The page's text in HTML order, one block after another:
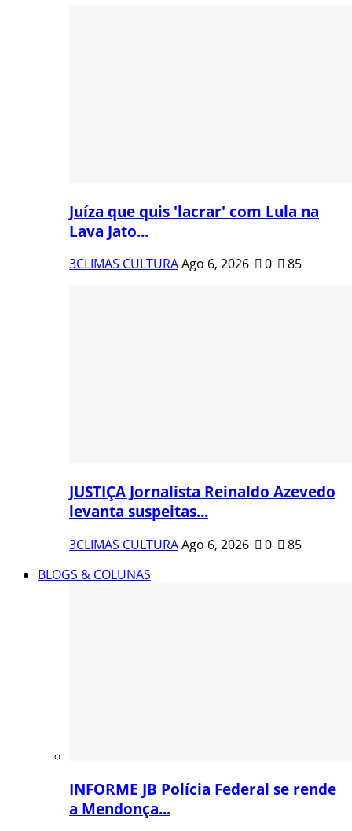
Juíza que quis 'lacrar' com Lula na
Lava Jato...
3CLIMAS CULTURAAgo 6, 2026 0 85
JUSTIÇA Jornalista Reinaldo Azevedo
levanta suspeitas...
3CLIMAS CULTURAAgo 6, 2026 0
85
BLOGS & COLUNAS
INFORME JB Polícia Federal se rende
a Mendonça...